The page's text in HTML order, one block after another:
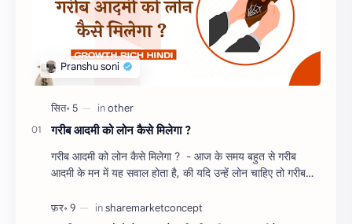
गरीब आदमी को लोन कैसे मिलेगा ?
गरीब आदमी को लोन कैसे मिलेगा ? - आज के समय बहुत से गरीब
आदमी के मन में यह सवाल होता है, की यदि उन्हें लोन चाहिए तो गरीब